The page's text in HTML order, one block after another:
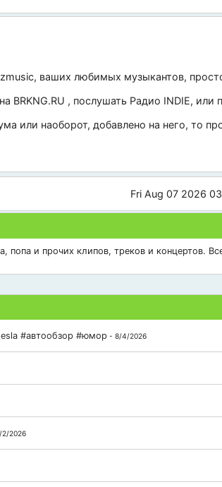
, ваших любимых музыкантов,
BRKNG.RU , послушать Радио INDIE, или
или наоборот, добавлено на него, то
Fri Aug 07 2026
и прочих клипов, треков и концертов.
#автообзор #юмор - 8/4/2026
2026